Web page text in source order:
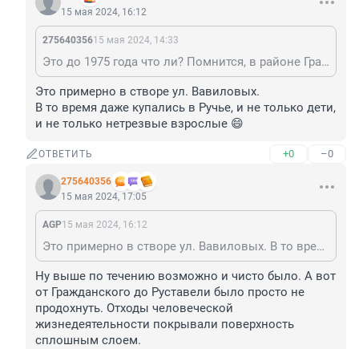
15 мая 2024, 16:12
27564035615 мая 2024, 14:33
Это до 1975 года что ли? Помнится, в районе Гражданского канализация в те годы прямо в ручей сливалась. Аромат стоял на сотни метров вокруг. Сын маминой подруги также катался там на плоте. Пришел домой весь в этой субстанции.
Это примерно в створе ул. Вавиловых.
В то время даже купались в Ручье, и не только дети,
и не только нетрезвые взрослые 😄
ОТВЕТИТЬ +0 –0
275640356
15 мая 2024, 17:05
AGP15 мая 2024, 16:12
Это примерно в створе ул. Вавиловых. В то время даже купались в Ручье, и не только дети, и не только нетрезвые взрослые 😄
Ну выше по течению возможно и чисто было. А вот
от Гражданского до Руставели было просто не
продохнуть. Отходы человеческой
жизнедеятельности покрывали поверхность
сплошным слоем.